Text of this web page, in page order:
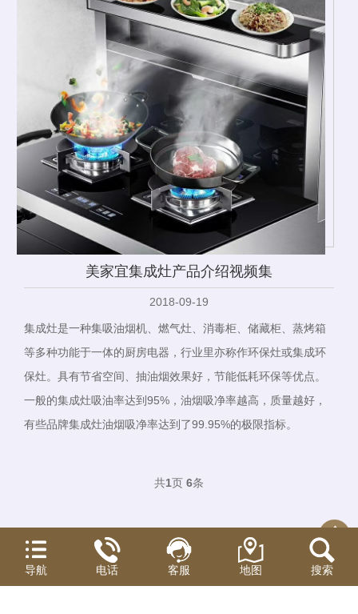
美家宜集成灶产品介绍视频集
2018-09-19
集成灶是一种集吸油烟机、燃气灶、消毒柜、储藏柜、蒸烤箱
等多种功能于一体的厨房电器，行业里亦称作环保灶或集成环
保灶。具有节省空间、抽油烟效果好，节能低耗环保等优点。
一般的集成灶吸油率达到95%，油烟吸净率越高，质量越好，
有些品牌集成灶油烟吸净率达到了99.95%的极限指标。
共1页 6条
2016-2020@中山市美家宜电器有限公司版权所有
导航 电话 客服 地图 搜索